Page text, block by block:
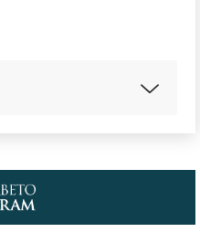
BANKER